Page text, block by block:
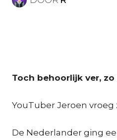
Toch behoorlijk ver,
YouTuber Jeroen vroeg
De Nederlander ging